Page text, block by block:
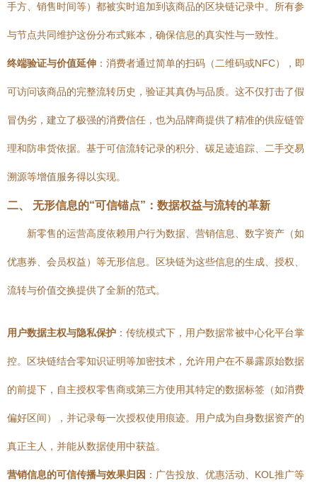
手方、销售时间等）都被实时追加到该商品的区块链记录中。所有参
与节点共同维护这份分布式账本，确保信息的真实性与一致性。
终端验证与价值延伸 ：消费者通过简单的扫码（二维码或NFC），即
可访问该商品的完整流转历史，验证其真伪与品质。这不仅打击了假
冒伪劣，建立了极强的消费信任，也为品牌商提供了精准的供应链管
理和防串货依据。基于可信流转记录的积分、碳足迹追踪、二手交易
溯源等增值服务得以实现。
二、 无形信息的“可信锚点”：数据权益与流转的革新
新零售的运营高度依赖用户行为数据、营销信息、数字资产（如
优惠券、会员权益）等无形信息。区块链为这些信息的生成、授权、
流转与价值交换提供了全新的范式。
用户数据主权与隐私保护 ：传统模式下，用户数据常被中心化平台掌
控。区块链结合零知识证明等加密技术，允许用户在不暴露原始数据
的前提下，自主授权零售商或第三方使用其特定的数据标签（如消费
偏好区间），并记录每一次授权使用痕迹。用户成为自身数据资产的
真正主人，并能从数据使用中获益。
营销信息的可信传播与效果归因 ：广告投放、优惠活动、KOL推广等